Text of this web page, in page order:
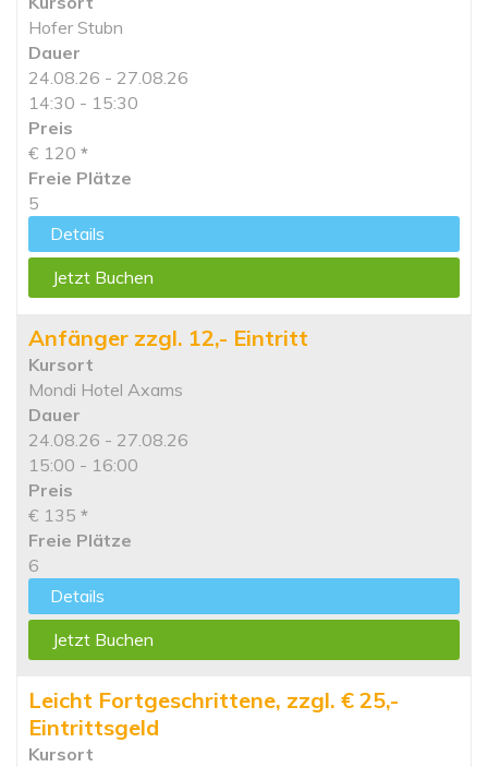
Hofer Stubn
Dauer
24.08.26 - 27.08.26
14:30 - 15:30
Preis
€ 120 *
Freie Plätze
5
Details
Jetzt Buchen
Anfänger zzgl. 12,- Eintritt
Kursort
Mondi Hotel Axams
Dauer
24.08.26 - 27.08.26
15:00 - 16:00
Preis
€ 135 *
Freie Plätze
6
Details
Jetzt Buchen
Leicht Fortgeschrittene, zzgl. € 25,-
Eintrittsgeld
Kursort